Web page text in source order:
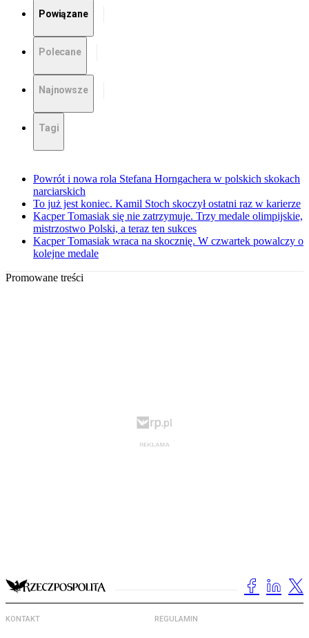
Powiązane
Polecane
Najnowsze
Tagi
Powrót i nowa rola Stefana Horngachera w polskich skokach
narciarskich
To już jest koniec. Kamil Stoch skoczył ostatni raz w karierze
Kacper Tomasiak się nie zatrzymuje. Trzy medale olimpijskie,
mistrzostwo Polski, a teraz ten sukces
Kacper Tomasiak wraca na skocznię. W czwartek powalczy o
kolejne medale
Promowane treści
KONTAKT REGULAMIN